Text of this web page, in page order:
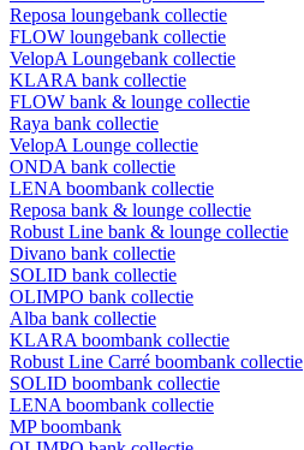
Reposa loungebank collectie
FLOW loungebank collectie
VelopA Loungebank collectie
KLARA bank collectie
FLOW bank & lounge collectie
Raya bank collectie
VelopA Lounge collectie
ONDA bank collectie
LENA boombank collectie
Reposa bank & lounge collectie
Robust Line bank & lounge collectie
Divano bank collectie
SOLID bank collectie
OLIMPO bank collectie
Alba bank collectie
KLARA boombank collectie
Robust Line Carré boombank collectie
SOLID boombank collectie
LENA boombank collectie
MP boombank